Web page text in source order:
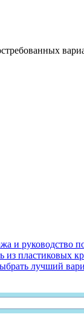
и
пластиковых
лучший